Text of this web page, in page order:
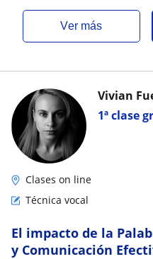
ver más
1ª clase
Vivian
Clases on line
Técnica vocal
El impacto de la
y Comunicación